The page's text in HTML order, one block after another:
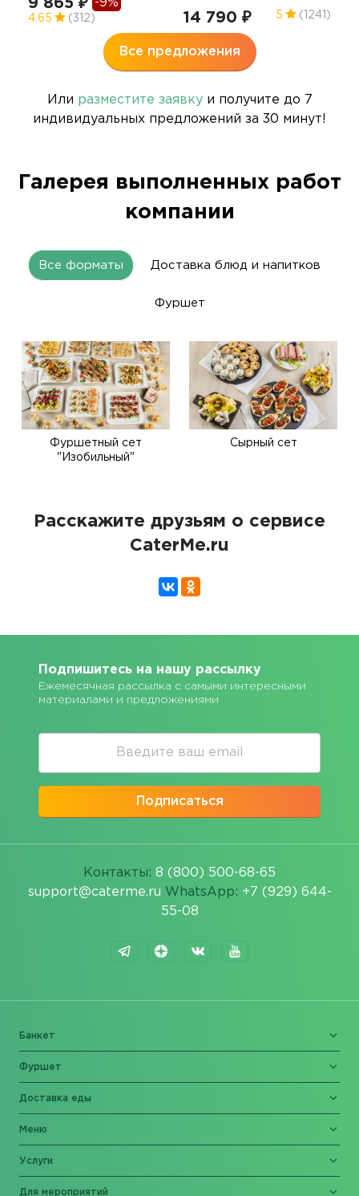
9 865 ₽ -9%
4.65 (312) 14 790 ₽ 5 (1241)
Все предложения
Или разместите заявкуи получите до 7
индивидуальных предложений за 30 минут!
Галерея выполненных работ
компании
Все форматы Доставка блюд и напитков
Фуршет
Фуршетный сет
"Изобильный"
Сырный сет
Расскажите друзьям о сервисе
CaterMe.ru
Подпишитесь на нашу рассылку
Ежемесячная рассылка с самыми интересными
материалами и предложениями
Подписаться
Контакты: 8 (800) 500-68-65
support@caterme.ru WhatsApp: +7 (929) 644-
55-08
Банкет
Фуршет
Доставка еды
Меню
Услуги
Для мероприятий